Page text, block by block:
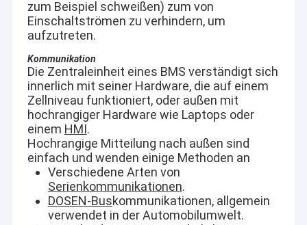
Horizontale Schlamm-Pumpe
Vertikale Schlamm-Pumpe
Zentrifugale Schlamm-Pumpe
Hochleistungsschlamm-Pumpe
Wasserquellwärmepumpe
Hydronic-Wärmepumpe
Swimmingpool-Wärmepumpe
zum Beispiel schweißen) zum von
Einschaltströmen zu verhindern, um
aufzutreten.
Kommunikation
Die Zentraleinheit eines BMS verständigt sich
innerlich mit seiner Hardware, die auf einem
Zellniveau funktioniert, oder außen mit
hochrangiger Hardware wie Laptops oder
einem HMI.
Hochrangige Mitteilung nach außen sind
einfach und wenden einige Methoden an
Verschiedene Arten von
Serienkommunikationen.
DOSEN-Buskommunikationen, allgemein
verwendet in der Automobilumwelt.